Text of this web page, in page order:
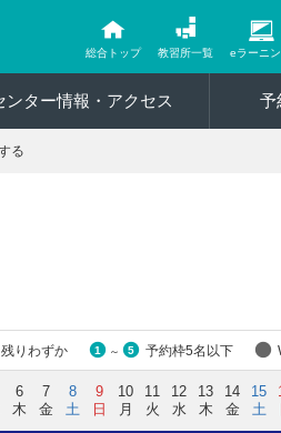
総合トップ 教習所一覧 eラーニ
ンター情報・アクセス 予
る
残りわずか 1 ～ 5 予約枠5名以下
6
木
7
金
8
土
9
日
10
月
11
火
12
水
13
木
14
金
15
土